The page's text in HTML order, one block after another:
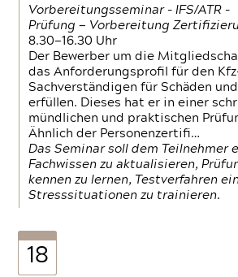
Vorbereitungsseminar - IFS/ATR -
Prüfung — Vorbereitung
8.30—16.30 Uhr
Der Bewerber um die
das Anforderungsprofil für den
Sachverständigen für Schäden
erfüllen. Dieses hat er in einer
mündlichen und praktischen
Ähnlich der Personenzertifi…
Das Seminar soll dem Teilnehmer
Fachwissen zu aktualisieren,
kennen zu lernen, Testverfahren
Stresssituationen zu trainieren.
18